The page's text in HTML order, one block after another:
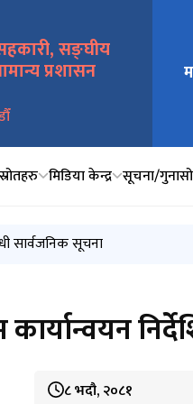
सङ्घीय
प्रशासन मुख्य
स्रोतहरु मिडिया केन्द्र सूचना/
२०८३ साल असार मसान्तसम्म
सार्वजनिक सूचना
लागि व्यावसायिक कार्ययोजना
कार्यविधि, २०८३
सम्बन्धी प्रतिवेदन
८ भदौ, २०८१